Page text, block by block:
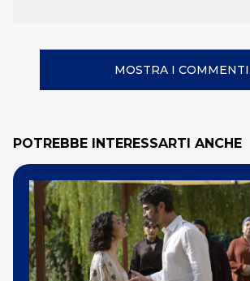
MOSTRA I COMMENTI
POTREBBE INTERESSARTI ANCHE